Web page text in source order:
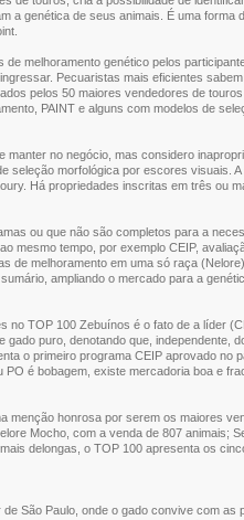
a genética de seus animais. É uma forma
melhoramento genético pelos
Pecuaristas mais eficientes
pelos 50 maiores vendedores de touros
PAINT e alguns com modelos de
no negócio, mas considero
seleção morfológica por escores visuais.
Há propriedades inscritas em três ou
ou que não são completos para a
mesmo tempo, por exemplo CEIP,
de melhoramento em uma só raça
ampliando o mercado para a
no TOP 100 Zebuínos é o fato de a líder
puro, denotando que, independente,
o primeiro programa CEIP aprovado no
é bobagem, existe mercadoria boa e
menção honrosa por serem os maiores
Mocho, com a venda de 807 animais;
delongas, o TOP 100 apresenta os
São Paulo, onde o gado convive com as